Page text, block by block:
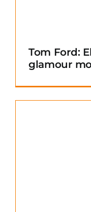
Tom Ford:
glamour